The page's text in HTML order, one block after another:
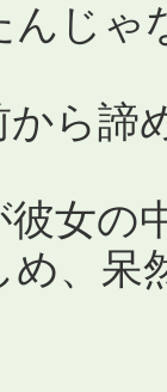
んじゃ
諦め
女の
め、呆